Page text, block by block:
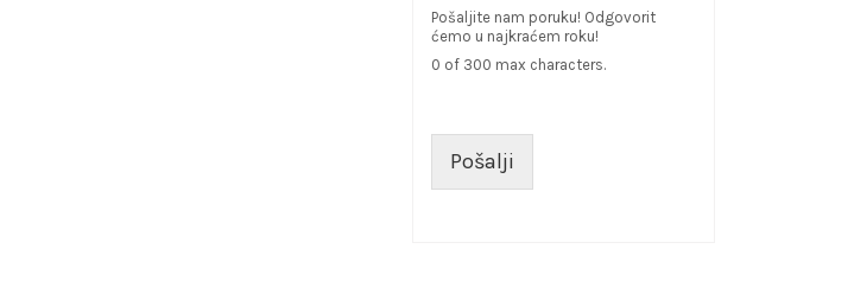
Pošaljite nam poruku! Odgovorit
ćemo u najkraćem roku!
0 of 300 max characters.
Pošalji